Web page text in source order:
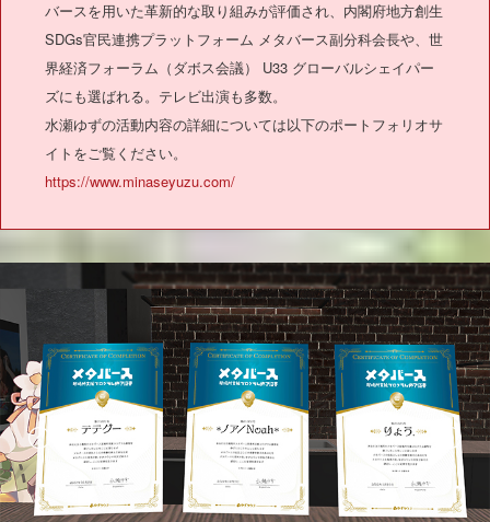
バースを用いた革新的な取り組みが評価され、内閣府地方創生
SDGs官民連携プラットフォーム メタバース副分科会長や、世
界経済フォーラム（ダボス会議） U33 グローバルシェイパー
ズにも選ばれる。テレビ出演も多数。
水瀬ゆずの活動内容の詳細については以下のポートフォリオサ
イトをご覧ください。
https://www.minaseyuzu.com/